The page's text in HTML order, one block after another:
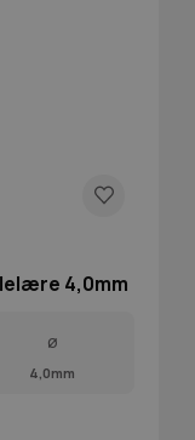
4,0mm
Ø
4,0mm